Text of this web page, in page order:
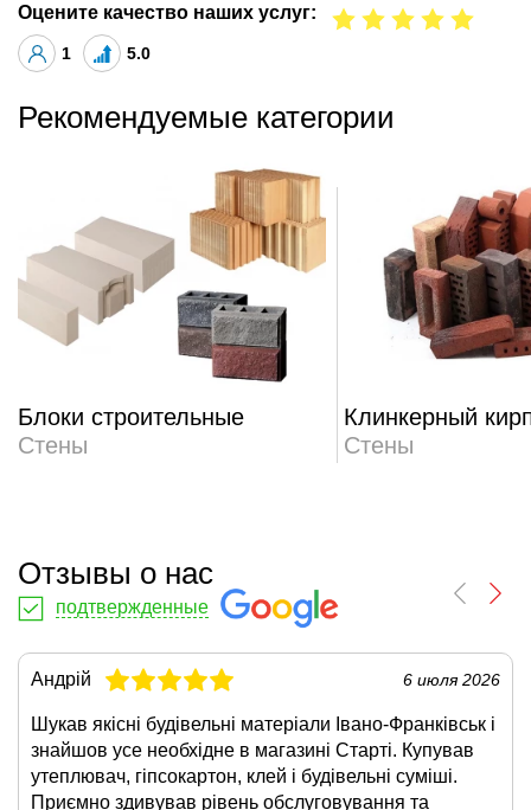
Оцените качество наших услуг:
1 5.0
Рекомендуемые категории
Блоки строительные
Стены
Клинкерный
Стены
Отзывы о нас
подтвержденные
Андрій 6 июля 2026
Шукав якісні будівельні матеріали Івано-Франківськ і
знайшов усе необхідне в магазині Старті. Купував
утеплювач, гіпсокартон, клей і будівельні суміші.
Приємно здивував рівень обслуговування та